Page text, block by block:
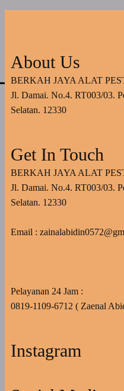
About Us
BERKAH JAYA ALAT
Jl. Damai. No.4. RT003/03.
Selatan. 12330
Get In Touch
BERKAH JAYA ALAT
Jl. Damai. No.4. RT003/03.
Selatan. 12330
Email :
Pelayanan 24 Jam :
0819-1109-6712 ( Zaenal
Instagram